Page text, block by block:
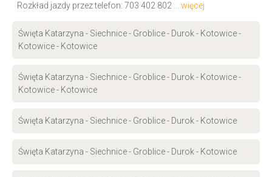
Rozkład jazdy przez telefon: 703 402 802 ... więcej
Święta Katarzyna - Siechnice - Groblice - Durok - Kotowice -
Kotowice - Kotowice
Święta Katarzyna - Siechnice - Groblice - Durok - Kotowice -
Kotowice - Kotowice
Święta Katarzyna - Siechnice - Groblice - Durok - Kotowice
Święta Katarzyna - Siechnice - Groblice - Durok - Kotowice